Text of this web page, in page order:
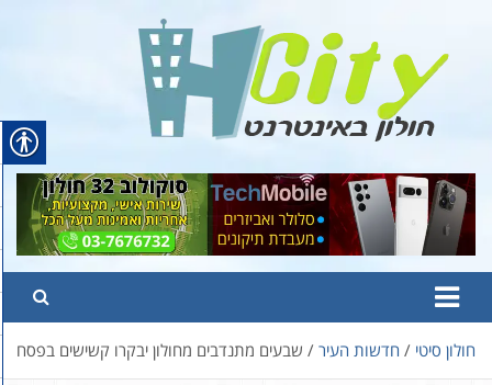
content
Hcity – חולון באינטרנט
פורטל החדשות והמידע של חולון
חולון סיטי חדשות העיר שבעים מתנדבים מחולון יבקרו קשישים בפסח